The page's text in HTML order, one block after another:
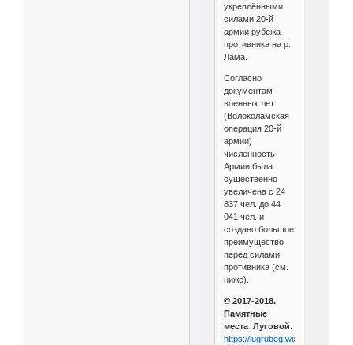
укреплёнными
силами 20-й
армии рубежа
противника на р.
Лама.
Согласно
документам
военных лет
(Волоколамская
операция 20-й
армии)
численность
Армии была
существенно
увеличена с 24
837 чел. до 44
041 чел. и
создано большое
преимущество
перед силами
противника (см.
ниже).
© 2017-2018.
Памятные
места Луговой
https://lugrubeg.wixsite.com/